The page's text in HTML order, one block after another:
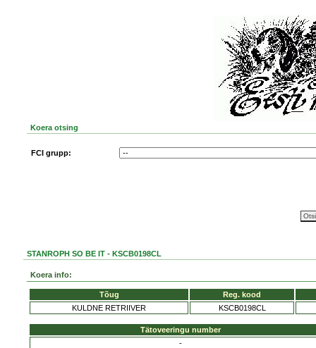
Koera otsing
FCI grupp:
STANROPH SO BE IT - KSCB0198CL
Koera info:
Tõug
Reg. kood
KULDNE RETRIIVER
KSCB0198CL
Tätoveeringu number
-